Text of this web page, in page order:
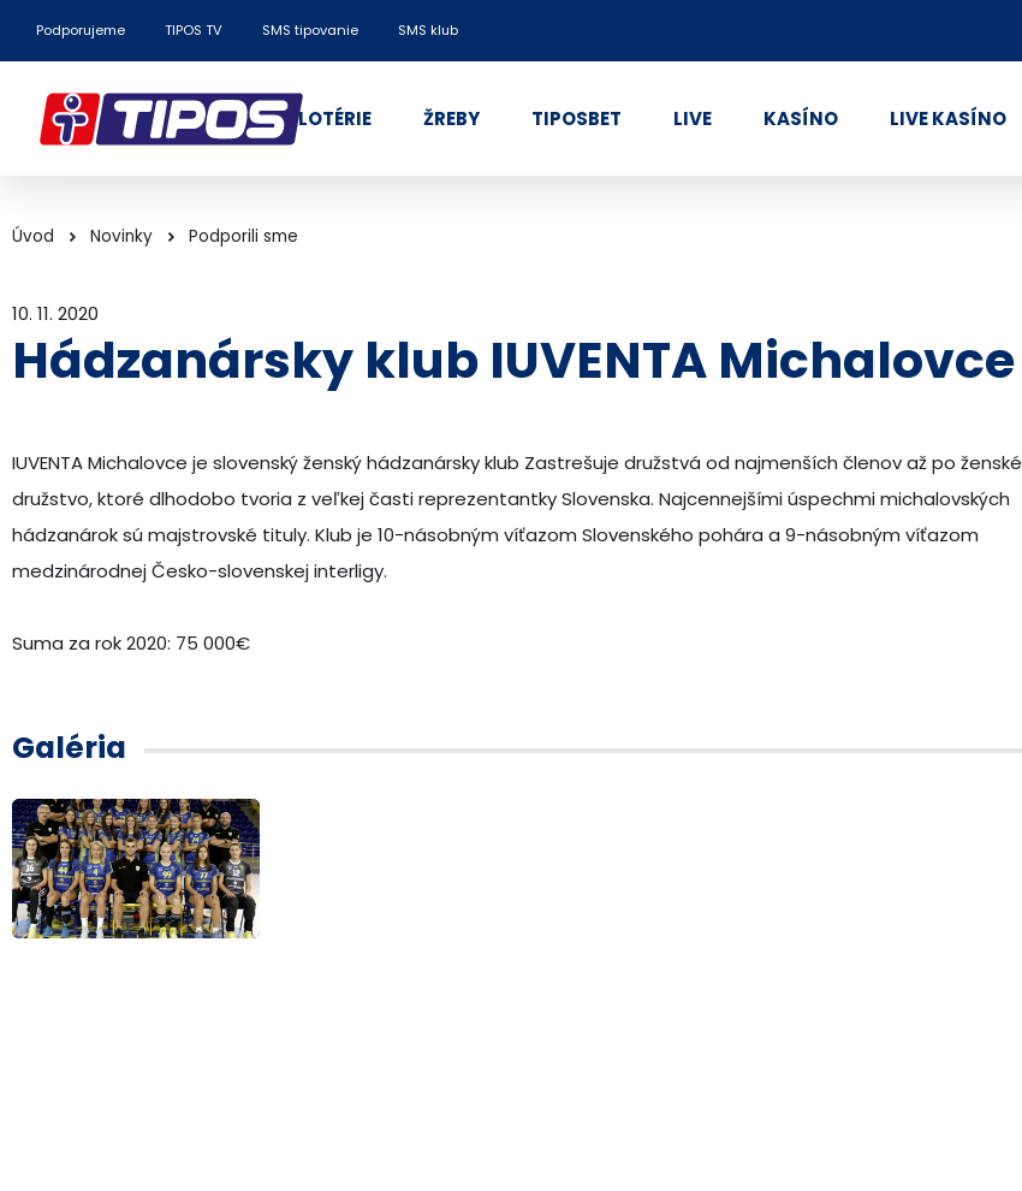
Podporujeme TIPOS TV SMS tipovanie SMS klub
LOTÉRIE ŽREBY TIPOSBET LIVE KASÍNO LIVE KASÍNO
Úvod Novinky Podporili sme
10. 11. 2020
Hádzanársky klub IUVENTA Michalovce
IUVENTA Michalovce je slovenský ženský hádzanársky klub Zastrešuje družstvá od najmenších členov až po ženské
družstvo, ktoré dlhodobo tvoria z veľkej časti reprezentantky Slovenska. Najcennejšími úspechmi michalovských
hádzanárok sú majstrovské tituly. Klub je 10-násobným víťazom Slovenského pohára a 9-násobným víťazom
medzinárodnej Česko-slovenskej interligy.
Suma za rok 2020: 75 000€
Galéria